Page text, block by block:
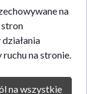
różnymi strefami
na
stron
na stronie.
na wszystkie